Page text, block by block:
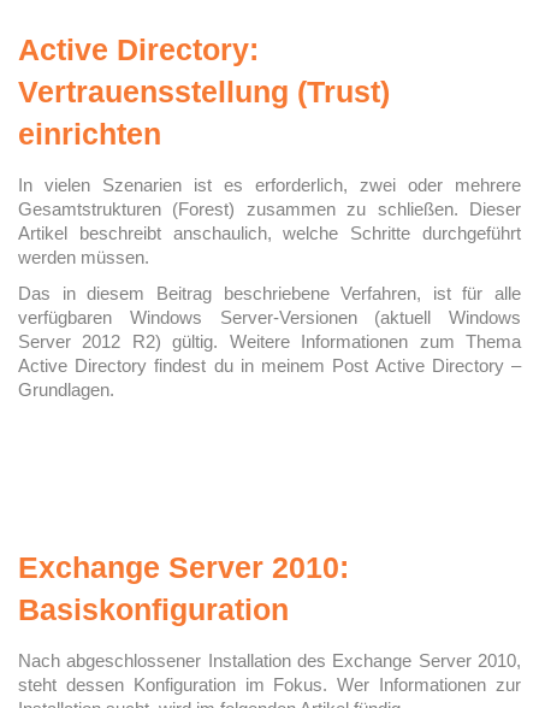
Active Directory:
Vertrauensstellung (Trust)
einrichten
In vielen Szenarien ist es erforderlich, zwei oder mehrere
Gesamtstrukturen (Forest) zusammen zu schließen. Dieser
Artikel beschreibt anschaulich, welche Schritte durchgeführt
werden müssen.
Das in diesem Beitrag beschriebene Verfahren, ist für alle
verfügbaren Windows Server-Versionen (aktuell Windows
Server 2012 R2) gültig. Weitere Informationen zum Thema
Active Directory findest du in meinem Post Active Directory –
Grundlagen.
Exchange Server 2010:
Basiskonfiguration
Nach abgeschlossener Installation des Exchange Server 2010,
steht dessen Konfiguration im Fokus. Wer Informationen zur